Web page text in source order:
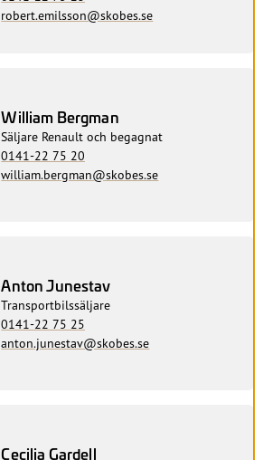
robert.emilsson@skobes.se
William Bergman
Säljare Renault och begagnat
0141-22 75 20
william.bergman@skobes.se
Anton Junestav
Transportbilssäljare
0141-22 75 25
anton.junestav@skobes.se
Cecilia Gardell